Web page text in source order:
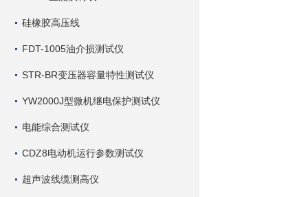
硅橡胶高压线
FDT-1005油介损测试仪
STR-BR变压器容量特性测试仪
YW2000J型微机继电保护测试仪
电能综合测试仪
CDZ8电动机运行参数测试仪
超声波线缆测高仪